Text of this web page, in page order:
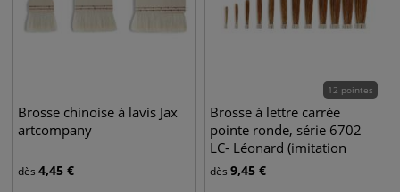
Brosse chinoise à lavis Jax
artcompany
dès 4,45 €
12 pointes
Brosse à lettre carrée
pointe ronde, série 6702
LC- Léonard (imitation
martre)
dès 9,45 €